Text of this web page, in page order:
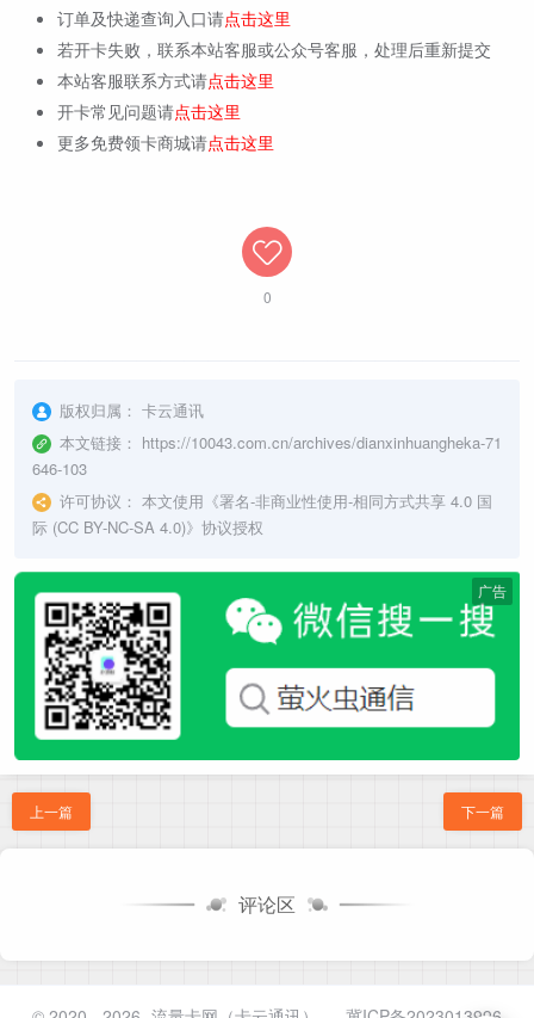
订单及快递查询入口请点击这里
若开卡失败，联系本站客服或公众号客服，处理后重新提交
本站客服联系方式请点击这里
开卡常见问题请点击这里
更多免费领卡商城请点击这里
0
版权归属： 卡云通讯
本文链接： https://10043.com.cn/archives/dianxinhuangheka-71
646-103
许可协议： 本文使用《署名-非商业性使用-相同方式共享 4.0 国
际 (CC BY-NC-SA 4.0)》协议授权
广告
上一篇 下一篇
评论区